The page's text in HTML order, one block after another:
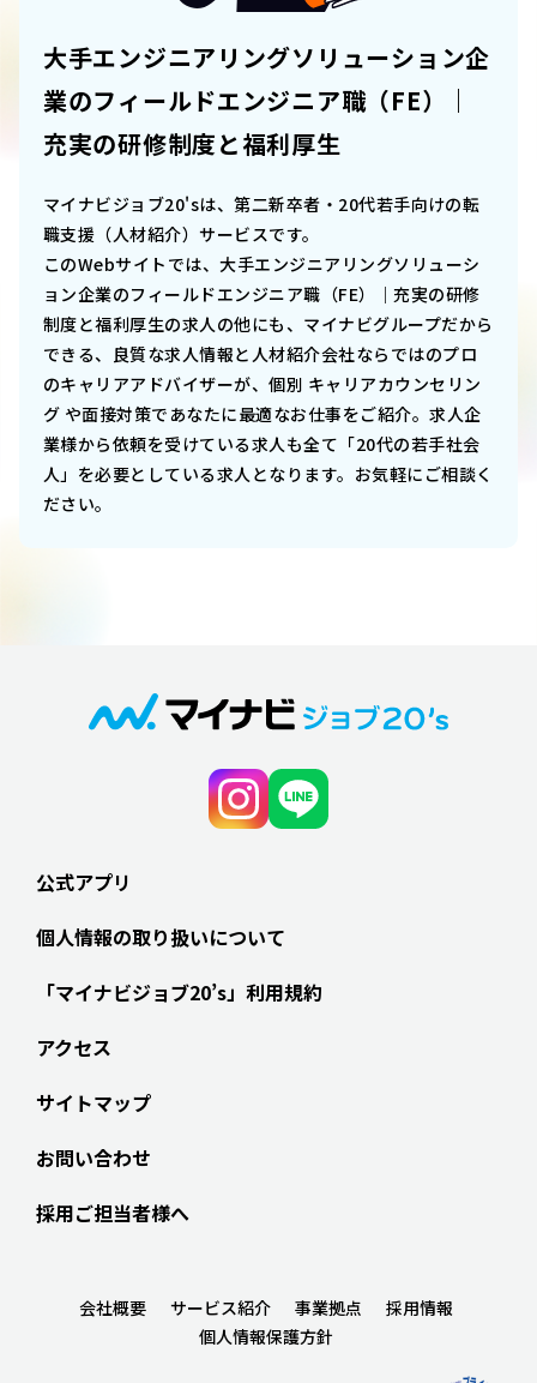
大手エンジニアリングソリューション企
業のフィールドエンジニア職（FE）｜
充実の研修制度と福利厚生
マイナビジョブ20'sは、第二新卒者・20代若手向けの転
職支援（人材紹介）サービスです。
このWebサイトでは、大手エンジニアリングソリューシ
ョン企業のフィールドエンジニア職（FE）｜充実の研修
制度と福利厚生の求人の他にも、マイナビグループだから
できる、良質な求人情報と人材紹介会社ならではのプロ
のキャリアアドバイザーが、個別 キャリアカウンセリン
グ や面接対策であなたに最適なお仕事をご紹介。求人企
業様から依頼を受けている求人も全て「20代の若手社会
人」を必要としている求人となります。お気軽にご相談く
ださい。
公式アプリ
個人情報の取り扱いについて
「マイナビジョブ20’s」利用規約
アクセス
サイトマップ
お問い合わせ
採用ご担当者様へ
会社概要 サービス紹介 事業拠点
採用情報
個人情報保護方針